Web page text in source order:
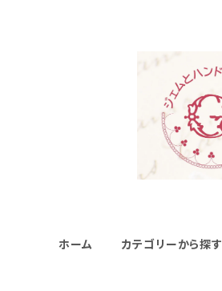
ホーム カテゴリーから探す